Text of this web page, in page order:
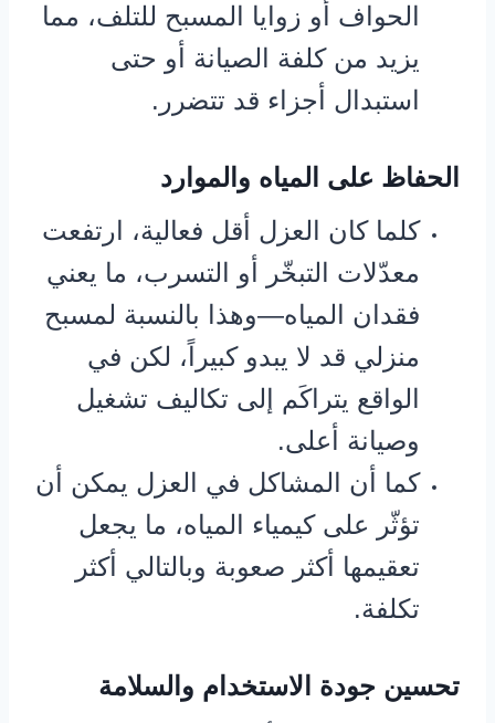
الحواف أو زوايا المسبح للتلف، مما
يزيد من كلفة الصيانة أو حتى
استبدال أجزاء قد تتضرر.
الحفاظ على المياه والموارد
كلما كان العزل أقل فعالية، ارتفعت
معدّلات التبخّر أو التسرب، ما يعني
فقدان المياه—وهذا بالنسبة لمسبح
منزلي قد لا يبدو كبيراً، لكن في
الواقع يتراكَم إلى تكاليف تشغيل
وصيانة أعلى.
كما أن المشاكل في العزل يمكن أن
تؤثّر على كيمياء المياه، ما يجعل
تعقيمها أكثر صعوبة وبالتالي أكثر
تكلفة.
تحسين جودة الاستخدام والسلامة